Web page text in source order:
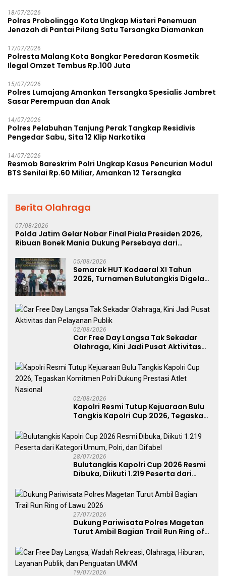
18/07/2026
Polres Probolinggo Kota Ungkap Misteri Penemuan
Jenazah di Pantai Pilang Satu Tersangka Diamankan
17/07/2026
Polresta Malang Kota Bongkar Peredaran Kosmetik
Ilegal Omzet Tembus Rp.100 Juta
15/07/2026
Polres Lumajang Amankan Tersangka Spesialis Jambret
Sasar Perempuan dan Anak
14/07/2026
Polres Pelabuhan Tanjung Perak Tangkap Residivis
Pengedar Sabu, Sita 12 Klip Narkotika
14/07/2026
Resmob Bareskrim Polri Ungkap Kasus Pencurian Modul
BTS Senilai Rp.60 Miliar, Amankan 12 Tersangka
Berita Olahraga
07/08/2026
Polda Jatim Gelar Nobar Final Piala Presiden 2026,
Ribuan Bonek Mania Dukung Persebaya dari
05/08/2026
Semarak HUT Kodaeral XI Tahun
2026, Turnamen Bulutangkis Digelar
02/08/2026
Car Free Day Langsa Tak Sekadar
Olahraga, Kini Jadi Pusat Aktivitas
02/08/2026
Kapolri Resmi Tutup Kejuaraan Bulu
Tangkis Kapolri Cup 2026, Tegaskan
Atlet Nasional
28/07/2026
Bulutangkis Kapolri Cup 2026 Resmi
Dibuka, Diikuti 1.219 Peserta dari
27/07/2026
Dukung Pariwisata Polres Magetan
Turut Ambil Bagian Trail Run Ring of
19/07/2026